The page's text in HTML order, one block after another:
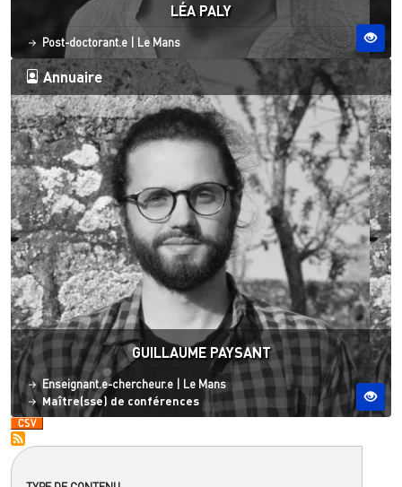
LÉA PALY
Statut
Post-doctorant.e | Site ESO
Le Mans
Annuaire
GUILLAUME PAYSANT
Statut
Enseignant.e-chercheur.e | Site ESO
Le Mans
Maître(sse) de conférences